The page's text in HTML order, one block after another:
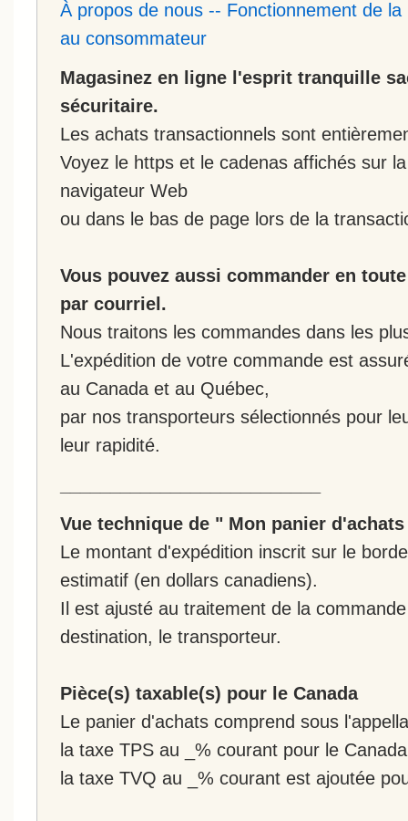
À propos de nous -- Fonctionnement de
au consommateur
Magasinez en ligne l'esprit tranquille
sécuritaire.
Les achats transactionnels sont
Voyez le https et le cadenas affichés sur
navigateur Web
ou dans le bas de page lors de la
Vous pouvez aussi commander en
par courriel.
Nous traitons les commandes dans les
L'expédition de votre commande est
au Canada et au Québec,
par nos transporteurs sélectionnés pour
leur rapidité.
Vue technique de " Mon panier
Le montant d'expédition inscrit sur le
estimatif (en dollars canadiens).
Il est ajusté au traitement de la
destination, le transporteur.
Pièce(s) taxable(s) pour le Canada
Le panier d'achats comprend sous
la taxe TPS au _% courant pour le
la taxe TVQ au _% courant est ajoutée